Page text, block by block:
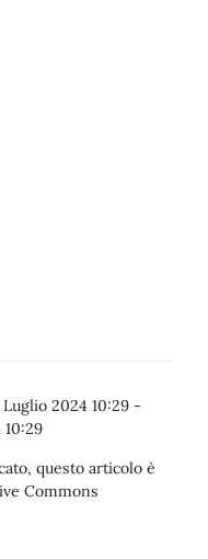
2024 10:29 -
questo articolo è
Commons